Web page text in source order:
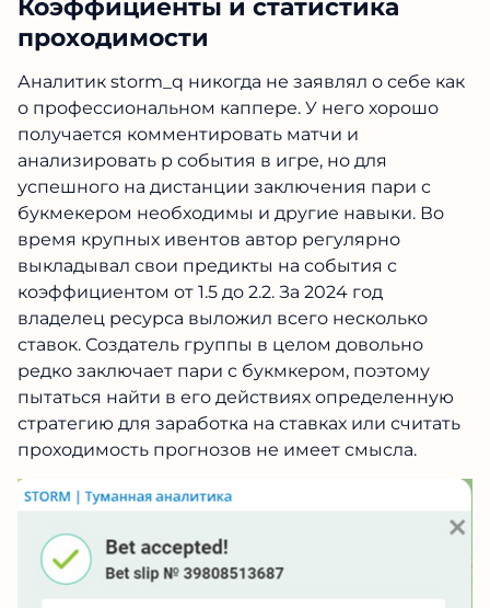
Коэффициенты и статистика
проходимости
Аналитик storm_q никогда не заявлял о себе как
о профессиональном каппере. У него хорошо
получается комментировать матчи и
анализировать p события в игре, но для
успешного на дистанции заключения пари с
букмекером необходимы и другие навыки. Во
время крупных ивентов автор регулярно
выкладывал свои предикты на события с
коэффициентом от 1.5 до 2.2. За 2024 год
владелец ресурса выложил всего несколько
ставок. Создатель группы в целом довольно
редко заключает пари с букмкером, поэтому
пытаться найти в его действиях определенную
стратегию для заработка на ставках или считать
проходимость прогнозов не имеет смысла.